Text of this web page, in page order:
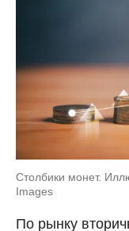
Столбики монет.
Images
По рынку